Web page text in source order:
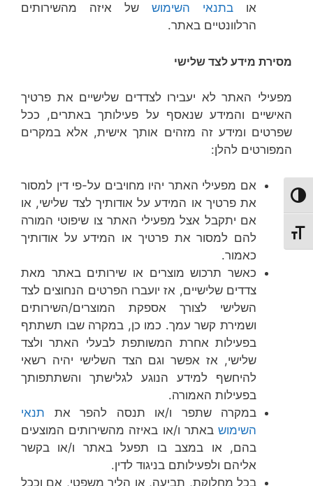
מתג ניגודיות גבוהה
מתג גודל גופן
או בתנאי השימוש של איזה מהשירותים
הרלוונטיים באתר.
מסירת מידע לצד שלישי
מפעילי האתר לא יעבירו לצדדים שלישיים את פרטיך
האישיים והמידע שנאסף על פעילותך באתרים, ככל
שפרטים ומידע זה מזהים אותך אישית, אלא במקרים
המפורטים להלן:
אם מפעילי האתר יהיו מחויבים על-פי דין למסור
את פרטיך או המידע על אודותיך לצד שלישי, או
אם יתקבל אצל מפעילי האתר צו שיפוטי המורה
להם למסור את פרטיך או המידע על אודותיך
כאמור.
כאשר תרכוש מוצרים או שירותים באתר מאת
צדדים שלישיים, אז יועברו הפרטים הנחוצים לצד
השלישי לצורך אספקת המוצרים/השירותים
ושמירת קשר עמך. כמו כן, במקרה שבו תשתתף
בפעילות אחרת המשותפת לבעלי האתר ולצד
שלישי, אז אפשר וגם הצד השלישי יהיה רשאי
להיחשף למידע הנוגע לגלישתך והשתתפותך
בפעילות האמורה.
במקרה שתפר ו/או תנסה להפר את תנאי
השימוש באתר ו/או באיזה מהשירותים המוצעים
בהם, או במצב בו תפעל באתר ו/או בקשר
אליהם ולפעילותם בניגוד לדין.
בכל מחלוקת, תביעה, או הליך משפטי, אם וככל